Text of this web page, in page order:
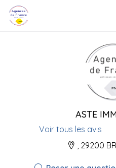
ASTE
Voir tous les avis
, 29200